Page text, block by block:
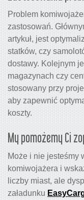
Problem
zastosowań.
artykuł, jest
statków, czy
dostawy. Kolejnym
magazynach czy
stosowany przy
aby zapewnić
koszty.
My pomożemy Ci
Może i nie jesteśmy
komiwojażera i
liczby miast, ale
załadunku